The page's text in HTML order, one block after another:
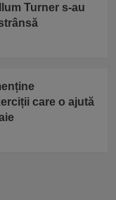
Turner s-au
care o ajută